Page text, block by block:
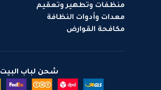
منظفات وتطهير وتعقيم
معدات وأدوات النظافة
مكافحة القوارض
شحن لباب البيت